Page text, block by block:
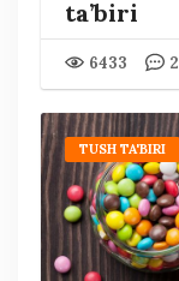
ta’biri
6433 2
TUSH TA'BIRI